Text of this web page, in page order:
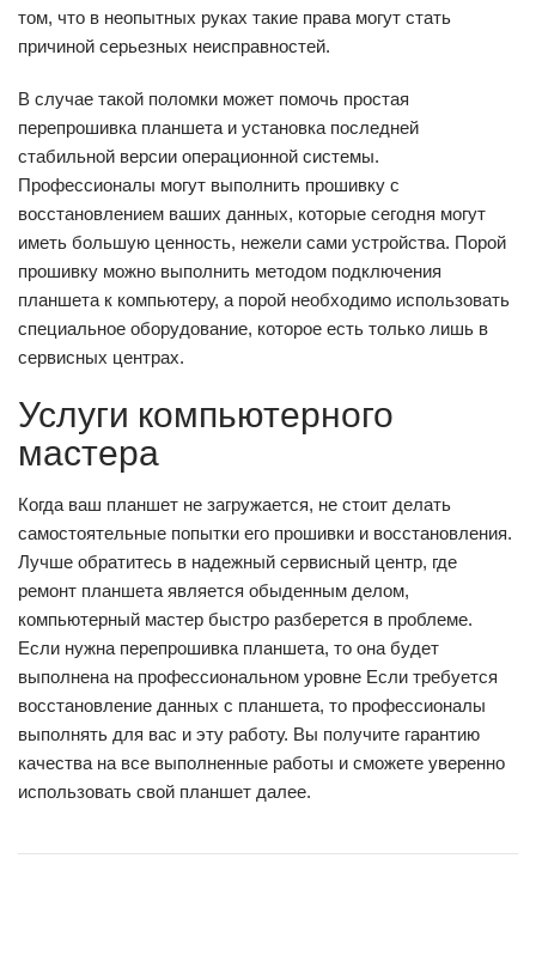
том, что в неопытных руках такие права могут стать
причиной серьезных неисправностей.
В случае такой поломки может помочь простая
перепрошивка планшета и установка последней
стабильной версии операционной системы.
Профессионалы могут выполнить прошивку с
восстановлением ваших данных, которые сегодня могут
иметь большую ценность, нежели сами устройства. Порой
прошивку можно выполнить методом подключения
планшета к компьютеру, а порой необходимо использовать
специальное оборудование, которое есть только лишь в
сервисных центрах.
Услуги компьютерного
мастера
Когда ваш планшет не загружается, не стоит делать
самостоятельные попытки его прошивки и восстановления.
Лучше обратитесь в надежный сервисный центр, где
ремонт планшета является обыденным делом,
компьютерный мастер быстро разберется в проблеме.
Если нужна перепрошивка планшета, то она будет
выполнена на профессиональном уровне Если требуется
восстановление данных с планшета, то профессионалы
выполнять для вас и эту работу. Вы получите гарантию
качества на все выполненные работы и сможете уверенно
использовать свой планшет далее.